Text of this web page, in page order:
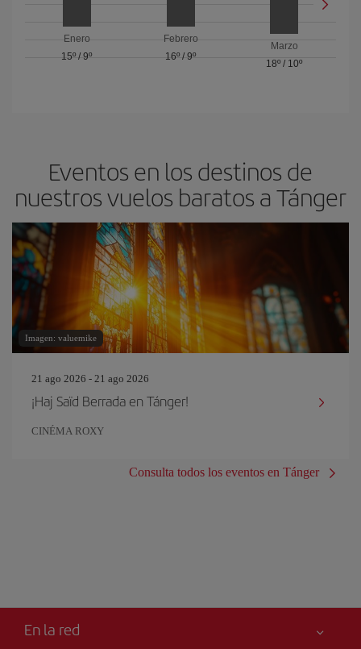
Enero
15º /9º
Febrero
16º / 9º
Marzo
18º / 10º
Eventos en los destinos de
nuestros vuelos baratos a Tánger
Imagen: valuemike
21 ago 2026 - 21 ago 2026
¡Haj Saïd Berrada en Tánger!
CINÉMA ROXY
Consulta todos los eventos en Tánger
En la red